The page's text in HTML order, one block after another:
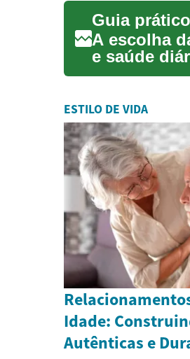
Guia
A escolha
e saúde
lin...
ESTILO DE VIDA
Idade:
Autênticas e